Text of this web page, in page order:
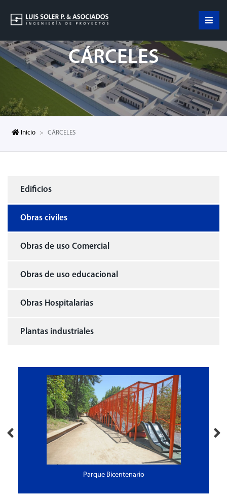
CÁRCELES
Inicio CÁRCELES
Edificios
Obras civiles
Obras de uso Comercial
Obras de uso educacional
Obras Hospitalarias
Plantas industriales
Parque Bicentenario